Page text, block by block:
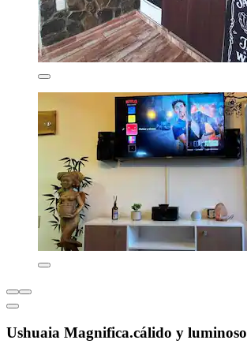
Ushuaia Magnifica.cálido y luminoso